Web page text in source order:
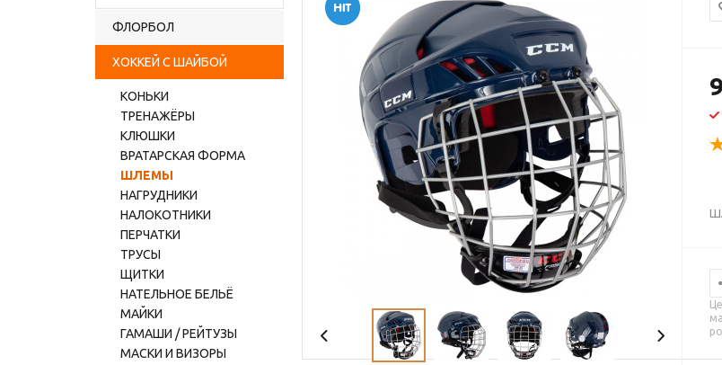
ФЛОРБОЛ
ХОККЕЙ С ШАЙБОЙ
КОНЬКИ
ТРЕНАЖЁРЫ
КЛЮШКИ
ВРАТАРСКАЯ ФОРМА
ШЛЕМЫ
НАГРУДНИКИ
НАЛОКОТНИКИ
ПЕРЧАТКИ
ТРУСЫ
ЩИТКИ
НАТЕЛЬНОЕ БЕЛЬЁ
МАЙКИ
ГАМАШИ / РЕЙТУЗЫ
МАСКИ И ВИЗОРЫ